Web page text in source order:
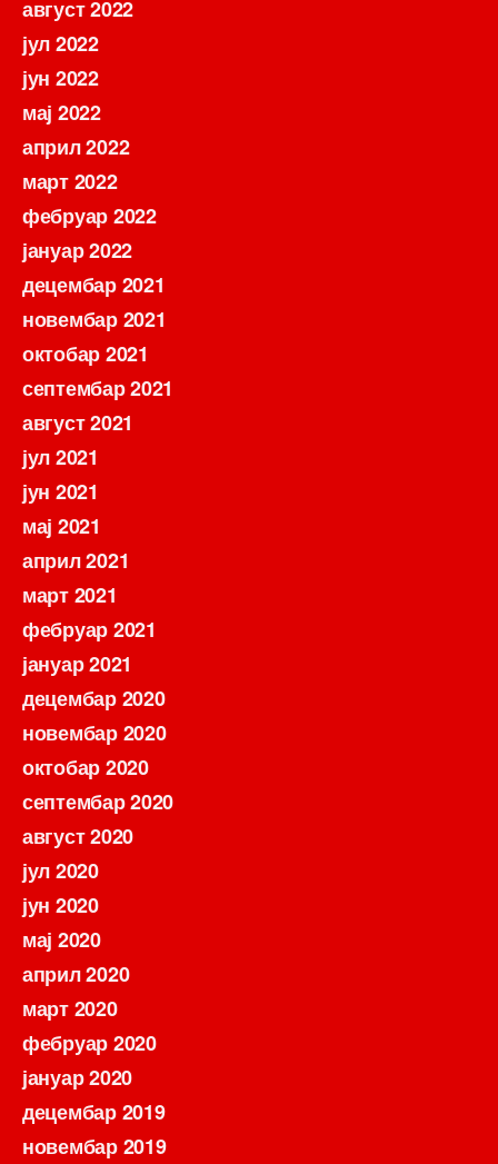
август 2022
јул 2022
јун 2022
мај 2022
април 2022
март 2022
фебруар 2022
јануар 2022
децембар 2021
новембар 2021
октобар 2021
септембар 2021
август 2021
јул 2021
јун 2021
мај 2021
април 2021
март 2021
фебруар 2021
јануар 2021
децембар 2020
новембар 2020
октобар 2020
септембар 2020
август 2020
јул 2020
јун 2020
мај 2020
април 2020
март 2020
фебруар 2020
јануар 2020
децембар 2019
новембар 2019